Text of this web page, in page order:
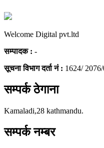
Welcome Digital pvt.ltd
सम्पादक : -
सूचना विभाग दर्ता नं : 1624/
सम्पर्क ठेगाना
Kamaladi,28 kathmandu.
सम्पर्क नम्बर